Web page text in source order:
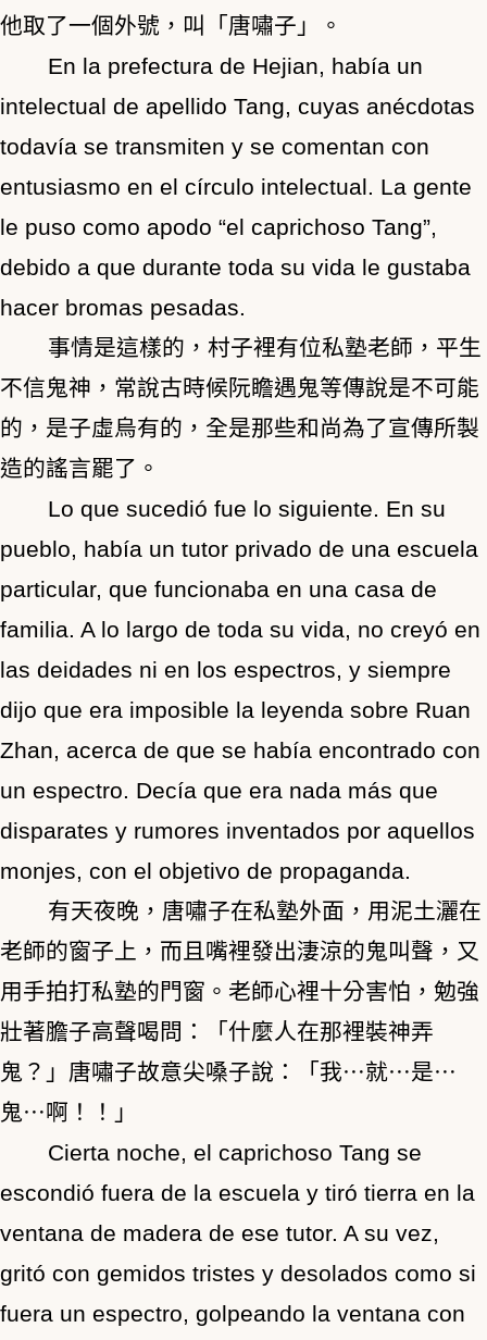
他取了一個外號，叫「唐嘯子」。
En la prefectura de Hejian, había un
intelectual de apellido Tang, cuyas anécdotas
todavía se transmiten y se comentan con
entusiasmo en el círculo intelectual. La gente
le puso como apodo “el caprichoso Tang”,
debido a que durante toda su vida le gustaba
hacer bromas pesadas.
事情是這樣的，村子裡有位私塾老師，平生
不信鬼神，常說古時候阮瞻遇鬼等傳說是不可能
的，是子虛烏有的，全是那些和尚為了宣傳所製
造的謠言罷了。
Lo que sucedió fue lo siguiente. En su
pueblo, había un tutor privado de una escuela
particular, que funcionaba en una casa de
familia. A lo largo de toda su vida, no creyó en
las deidades ni en los espectros, y siempre
dijo que era imposible la leyenda sobre Ruan
Zhan, acerca de que se había encontrado con
un espectro. Decía que era nada más que
disparates y rumores inventados por aquellos
monjes, con el objetivo de propaganda.
有天夜晚，唐嘯子在私塾外面，用泥土灑在
老師的窗子上，而且嘴裡發出淒涼的鬼叫聲，又
用手拍打私塾的門窗。老師心裡十分害怕，勉強
壯著膽子高聲喝問：「什麼人在那裡裝神弄
鬼？」唐嘯子故意尖嗓子說：「我⋯就⋯是⋯
鬼⋯啊！！」
Cierta noche, el caprichoso Tang se
escondió fuera de la escuela y tiró tierra en la
ventana de madera de ese tutor. A su vez,
gritó con gemidos tristes y desolados como si
fuera un espectro, golpeando la ventana con